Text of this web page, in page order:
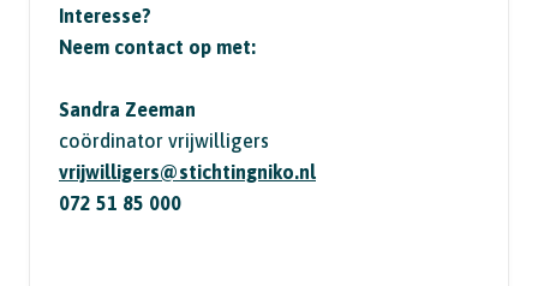
Interesse?
Neem contact op met:
Sandra Zeeman
coördinator vrijwilligers
vrijwilligers@stichtingniko.nl
072 51 85 000